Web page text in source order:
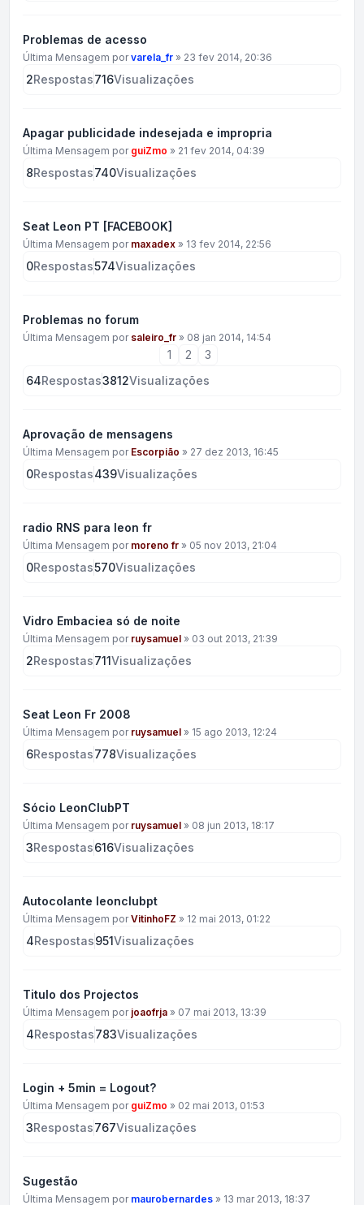
Problemas de acesso
Última Mensagem porvarela_fr » 23 fev 2014, 20:36
2Respostas716Visualizações
Apagar publicidade indesejada e impropria
Última Mensagem por guiZmo » 21 fev 2014, 04:39
8Respostas740Visualizações
Seat Leon PT [FACEBOOK]
Última Mensagem por maxadex » 13 fev 2014, 22:56
0Respostas574Visualizações
Problemas no forum
Última Mensagem por saleiro_fr » 08 jan 2014, 14:54
1 2
3
64Respostas3812Visualizações
Aprovação de mensagens
Última Mensagem por Escorpião » 27 dez 2013, 16:45
0Respostas439Visualizações
radio RNS para leon fr
Última Mensagem por moreno fr » 05 nov 2013, 21:04
0Respostas570Visualizações
Vidro Embaciea só de noite
Última Mensagem por ruysamuel » 03 out 2013, 21:39
2Respostas711Visualizações
Seat Leon Fr 2008
Última Mensagem por ruysamuel » 15 ago 2013, 12:24
6Respostas778Visualizações
Sócio LeonClubPT
Última Mensagem por ruysamuel » 08 jun 2013, 18:17
3Respostas616Visualizações
Autocolante leonclubpt
Última Mensagem porVitinhoFZ » 12 mai 2013, 01:22
4Respostas951Visualizações
Titulo dos Projectos
Última Mensagem por joaofrja » 07 mai 2013, 13:39
4Respostas783Visualizações
Login + 5min = Logout?
Última Mensagem por guiZmo » 02 mai 2013, 01:53
3Respostas767Visualizações
Sugestão
Última Mensagem por maurobernardes » 13 mar 2013, 18:37